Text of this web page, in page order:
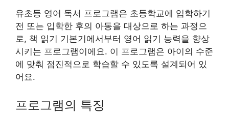
유초등 영어 독서 프로그램은 초등학교에 입학하기
전 또는 입학한 후의 아동을 대상으로 하는 과정으
로, 책 읽기 기본기에서부터 영어 읽기 능력을 향상
시키는 프로그램이에요. 이 프로그램은 아이의 수준
에 맞춰 점진적으로 학습할 수 있도록 설계되어 있
어요.
프로그램의 특징